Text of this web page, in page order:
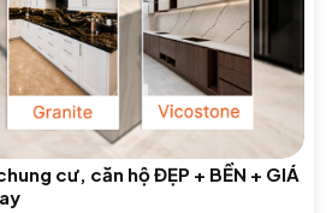
cư, căn hộ ĐẸP + BỀN + GIÁ